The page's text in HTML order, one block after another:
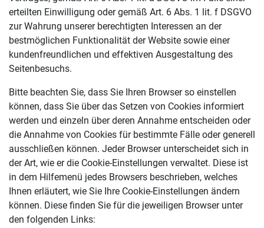
erteilten Einwilligung oder gemäß Art. 6 Abs. 1 lit. f DSGVO
zur Wahrung unserer berechtigten Interessen an der
bestmöglichen Funktionalität der Website sowie einer
kundenfreundlichen und effektiven Ausgestaltung des
Seitenbesuchs.
Bitte beachten Sie, dass Sie Ihren Browser so einstellen
können, dass Sie über das Setzen von Cookies informiert
werden und einzeln über deren Annahme entscheiden oder
die Annahme von Cookies für bestimmte Fälle oder generell
ausschließen können. Jeder Browser unterscheidet sich in
der Art, wie er die Cookie-Einstellungen verwaltet. Diese ist
in dem Hilfemenü jedes Browsers beschrieben, welches
Ihnen erläutert, wie Sie Ihre Cookie-Einstellungen ändern
können. Diese finden Sie für die jeweiligen Browser unter
den folgenden Links: